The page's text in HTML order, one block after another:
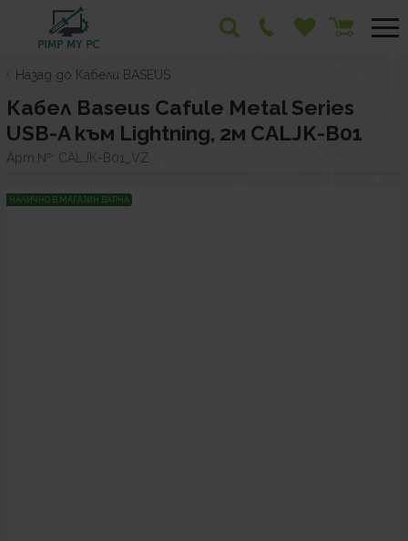
Назад до Кабели BASEUS
Кабел Baseus Cafule Metal Series
USB-A към Lightning, 2м CALJK-B01
Арт.№: CALJK-B01_VZ
НАЛИЧНО В МАГАЗИН ВАРНА